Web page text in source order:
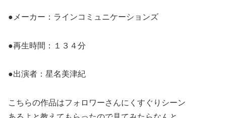
●メーカー：ラインコミュニケーションズ
●再生時間：１３４分
●出演者：星名美津紀
こちらの作品はフォロワーさんにくすぐりシーン